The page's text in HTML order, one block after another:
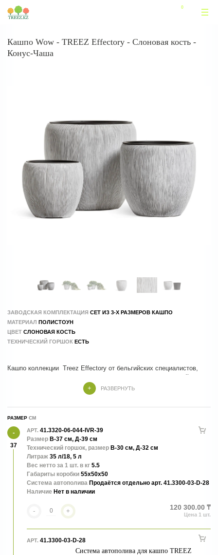
Кашпо Wow - TREEZ Effectory - Слоновая кость -
Конус-Чаша
ЗАВОДСКАЯ КОМПЛЕКТАЦИЯ СЕТ ИЗ 3-Х РАЗМЕРОВ КАШПО
МАТЕРИАЛ ПОЛИСТОУН
ЦВЕТ СЛОНОВАЯ КОСТЬ
ТЕХНИЧЕСКИЙ ГОРШОК ЕСТЬ
Кашпо коллекции Treez Effectory от бельгийских специалистов,
которые учли все тренды и особенности современного дизайна
Производство - 100 % ручной труд.
РАЗВЕРНУТЬ
РАЗМЕР
37
АРТ. 41.3320-06-044-IVR-39
Размер В-37 см, Д-39 см
Технический горшок, размер В-30 см, Д-32 см
Литраж 35 л/18, 5 л
Вес нетто за 1 шт. в кг 5.5
Габариты коробки 55x50x50
Система автополива Продаётся отдельно арт. 41.3300-03-D-28
Наличие Нет в наличии
- + 120 300.00 ₸
АРТ. 41.3300-03-D-28
Система автополива для кашпо TREEZ